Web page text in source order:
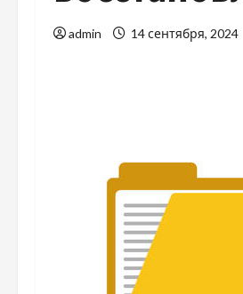
admin 14 сентября, 2024